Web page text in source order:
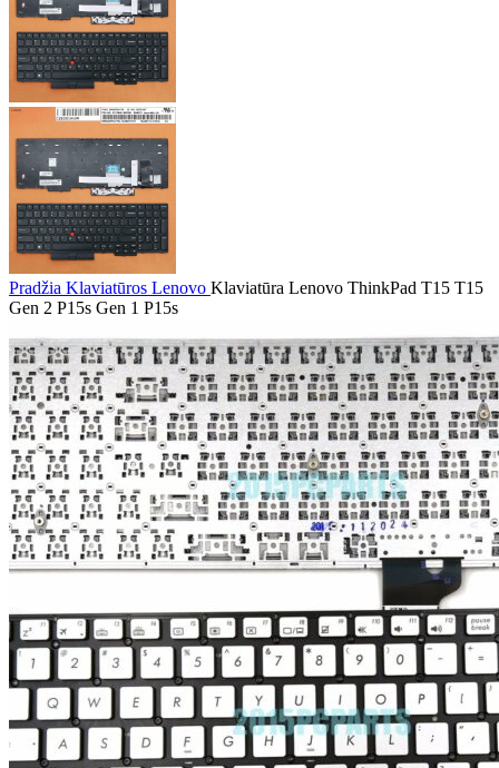
Pradžia Klaviatūros Lenovo Klaviatūra Lenovo ThinkPad T15 T15
Gen 2 P15s Gen 1 P15s